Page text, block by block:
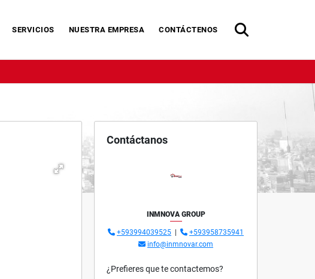
SERVICIOS NUESTRA EMPRESA CONTÁCTENOS
Contáctanos
INMNOVA GROUP
+593994039525
+593958735941
info@inmnovar.com
¿Prefieres que te contactemos?